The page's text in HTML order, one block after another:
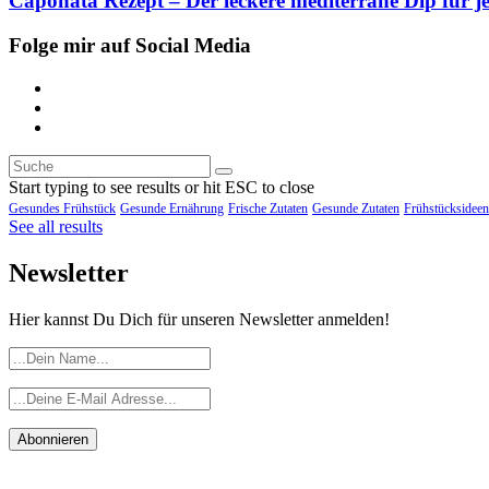
Folge mir auf Social Media
Start typing to see results or hit ESC to close
Gesundes Frühstück Gesunde Ernährung Frische Zutaten Gesunde Zutaten Frühstücksideen
See all results
Newsletter
Hier kannst Du Dich für unseren Newsletter anmelden!
Abonnieren